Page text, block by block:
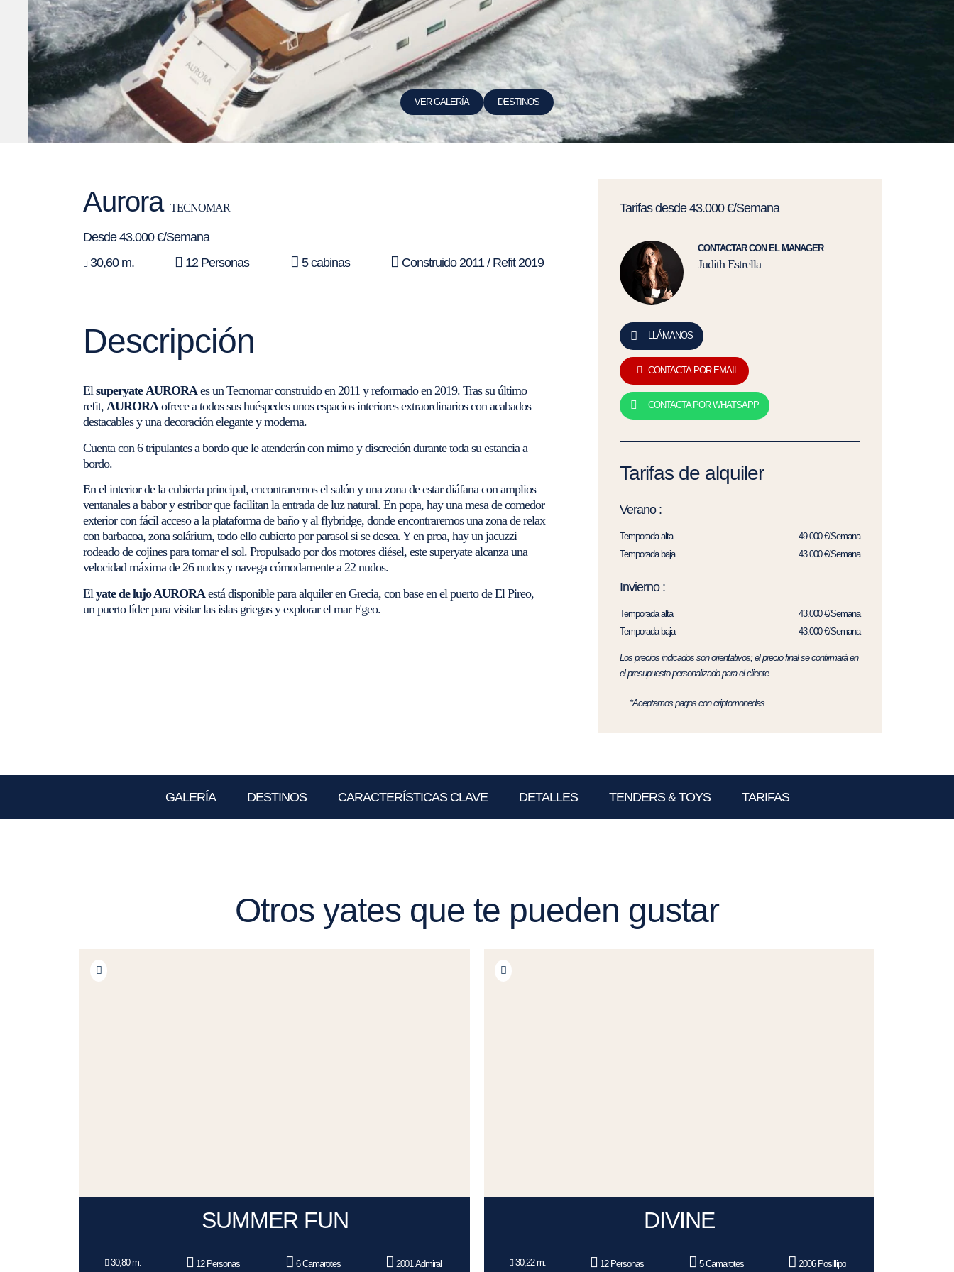
VER GALERÍA DESTINOS
Aurora TECNOMAR
Desde 43.000 €/Semana
30,60 m.
12 Personas 5 cabinas Construido 2011 / Refit 2019
Descripción
Elsuperyate AURORAes un Tecnomar construido en 2011 y reformado en 2019. Tras su último
refit, AURORAofrece a todos sus huéspedes unos espacios interiores extraordinarios con acabados
destacables y una decoración elegante y moderna.
Cuenta con 6 tripulantes a bordo que le atenderán con mimo y discreción durante toda su estancia a
bordo.
En el interior de la cubierta principal, encontraremos el salón y una zona de estar diáfana con amplios
ventanales a babor y estribor que facilitan la entrada de luz natural. En popa, hay una mesa de comedor
exterior con fácil acceso a la plataforma de baño y al flybridge, donde encontraremos una zona de relax
con barbacoa, zona solárium, todo ello cubierto por parasol si se desea. Y en proa, hay un jacuzzi
rodeado de cojines para tomar el sol. Propulsado por dos motores diésel, este superyate alcanza una
velocidad máxima de 26 nudos y navega cómodamente a 22 nudos.
El yate de lujo AURORA está disponible para alquiler en Grecia, con base en el puerto de El Pireo,
un puerto líder para visitar las islas griegas y explorar el mar Egeo.
Tarifas desde 43.000 €/Semana
CONTACTAR CON EL MANAGER
Judith Estrella
LLÁMANOS
CONTACTA POR EMAIL
CONTACTA POR WHATSAPP
Tarifas de alquiler
Verano :
Temporada alta
49.000 €/Semana
Temporada baja
43.000 €/Semana
Invierno :
Temporada alta
43.000 €/Semana
Temporada baja
43.000 €/Semana
Los precios indicados son orientativos; el precio final se confirmará en
el presupuesto personalizado para el cliente.
*Aceptamos pagos con criptomonedas
GALERÍA DESTINOS CARACTERÍSTICAS CLAVE DETALLES TENDERS & TOYS TARIFAS
Otros yates que te pueden gustar
SUMMER FUN
30,80 m. 12 Personas 6 Camarotes 2001 Admiral
DIVINE
30,22 m. 12 Personas 5 Camarotes 2006 Posillipo